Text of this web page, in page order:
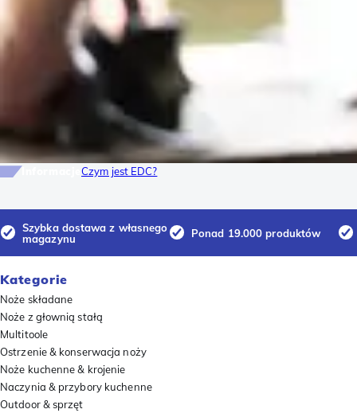
Czym jest EDC?
Szybka dostawa z własnego
magazynu
Ponad 19.000 produktów
Kategorie
Noże składane
Noże z głownią stałą
Multitoole
Ostrzenie & konserwacja noży
Noże kuchenne & krojenie
Naczynia & przybory kuchenne
Outdoor & sprzęt